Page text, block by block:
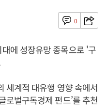
0
에 성장유망 종목으로 '구
세계적 대유행 영향 속에서
로벌구독경제 펀드’를 추천